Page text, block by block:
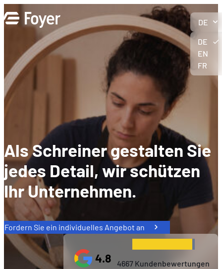
Inhalt
DE
DE
EN
FR
Als Schreiner gestalten Sie
jedes Detail, wir schützen
Ihr Unternehmen.
Fordern Sie ein individuelles Angebot an
4.8 4667 Kundenbewertungen